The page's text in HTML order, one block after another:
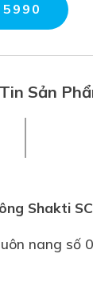
Sản
Shakti
nang số